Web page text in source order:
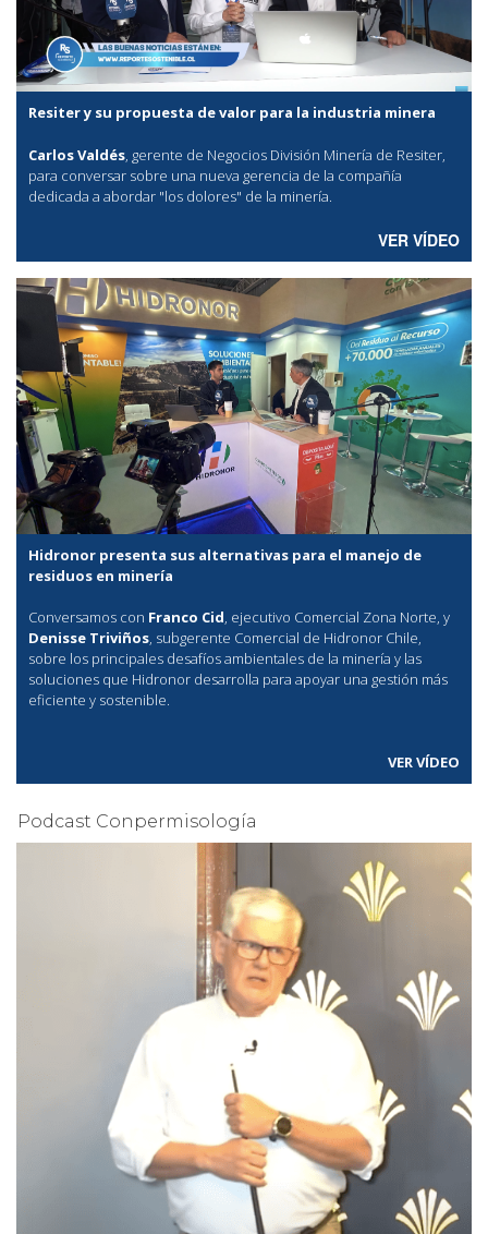
Resiter y su propuesta de valor para la industria minera
Carlos Valdés , gerente de Negocios División Minería de Resiter,
para conversar sobre una nueva gerencia de la compañía
dedicada a abordar "los dolores" de la minería.
VER VÍDEO
Hidronor presenta sus alternativas para el manejo de
residuos en minería
Conversamos con Franco Cid , ejecutivo Comercial Zona Norte, y
Denisse Triviños , subgerente Comercial de Hidronor Chile,
sobre los principales desafíos ambientales de la minería y las
soluciones que Hidronor desarrolla para apoyar una gestión más
eficiente y sostenible.
VER VÍDEO
Podcast Conpermisología